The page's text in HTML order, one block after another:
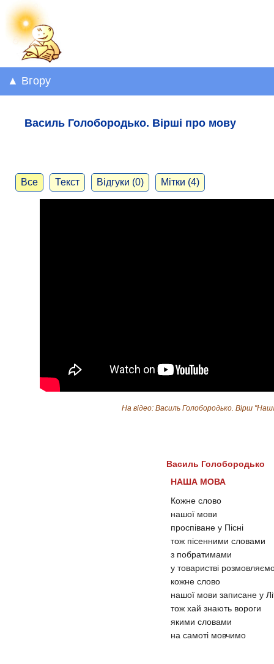
▲ Вгору
Василь Голобородько. Вірші про мову
Все Текст Відгуки (0) Мітки (4)
На відео: Василь Голобородько. Вірш
Василь Голобородько
НАША МОВА
Кожне слово
нашої мови
проспіване у Пісні
тож пісенними словами
з побратимами
у товаристві
кожне слово
нашої мови записане у
тож хай знають вороги
якими словами
на самоті мовчимо